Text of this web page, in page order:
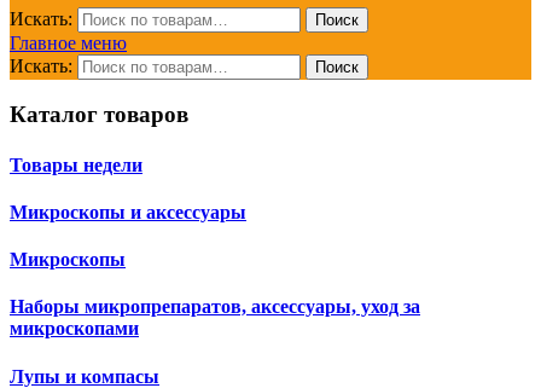
Искать: Поиск
Главное меню
Искать:
Поиск
Каталог товаров
Товары недели
Микроскопы и аксессуары
Микроскопы
Наборы микропрепаратов, аксессуары, уход за
микроскопами
Лупы и компасы